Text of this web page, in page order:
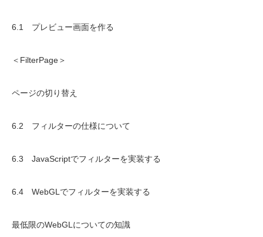
6.1 プレビュー画面を作る
＜FilterPage＞
ページの切り替え
6.2 フィルターの仕様について
6.3 JavaScriptでフィルターを実装する
6.4 WebGLでフィルターを実装する
最低限のWebGLについての知識